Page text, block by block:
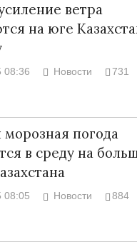
ветра
на юге
08:36 Новости 731
морозная погода
в среду на
08:05 Новости 884
Странная
Дарига не
мошенниками
Война